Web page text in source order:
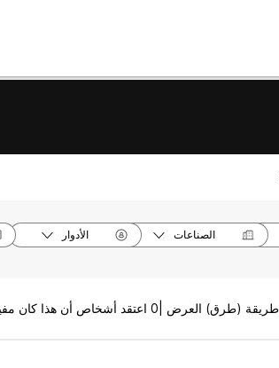
الصناعات الأدوار
0 اعتقد أشخاص أن هذا كان مفيدًا